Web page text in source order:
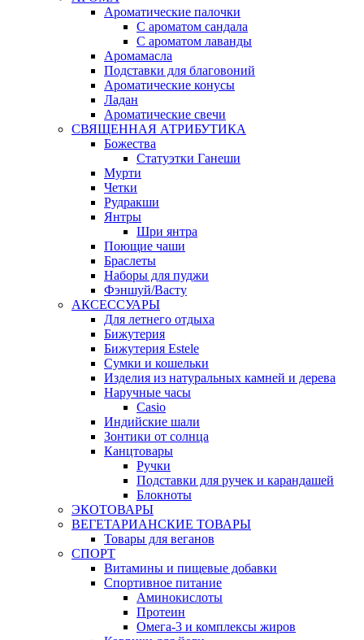
Ароматические палочки
С ароматом сандала
С ароматом лаванды
Аромамасла
Подставки для благовоний
Ароматические конусы
Ладан
Ароматические свечи
СВЯЩЕННАЯ АТРИБУТИКА
Божества
Статуэтки Ганеши
Мурти
Четки
Рудракши
Янтры
Шри янтра
Поющие чаши
Браслеты
Наборы для пуджи
Фэншуй/Васту
АКСЕССУАРЫ
Для летнего отдыха
Бижутерия
Бижутерия Estele
Сумки и кошельки
Изделия из натуральных камней и дерева
Наручные часы
Casio
Индийские шали
Зонтики от солнца
Канцтовары
Ручки
Подставки для ручек и карандашей
Блокноты
ЭКОТОВАРЫ
ВЕГЕТАРИАНСКИЕ ТОВАРЫ
Товары для веганов
СПОРТ
Витамины и пищевые добавки
Спортивное питание
Аминокислоты
Протеин
Омега-3 и комплексы жиров